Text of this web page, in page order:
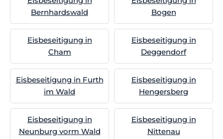
Bernhardswald
Bogen
Eisbeseitigung in
Cham
Eisbeseitigung in
Deggendorf
Eisbeseitigung in Furth
im Wald
Eisbeseitigung in
Hengersberg
Eisbeseitigung in
Neunburg vorm Wald
Eisbeseitigung in
Nittenau